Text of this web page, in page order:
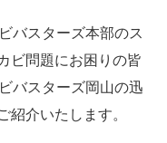
バスターズ本部のス
ビ問題にお困りの皆
バスターズ岡山の迅
紹介いたします。